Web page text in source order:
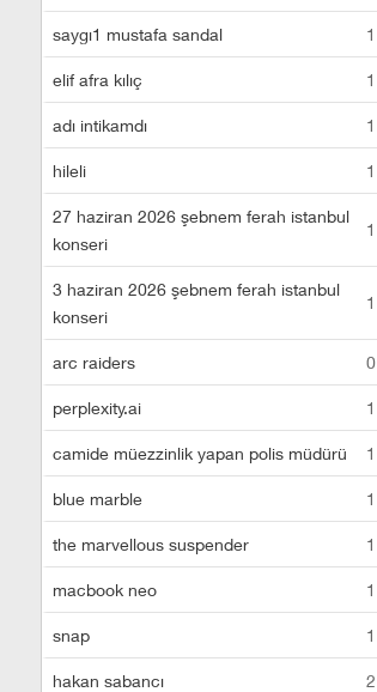
saygı1 mustafa sandal 1
elif afra kılıç 1
adı intikamdı 1
hileli 1
27 haziran 2026 şebnem ferah istanbul
konseri
1
3 haziran 2026 şebnem ferah istanbul
konseri
1
arc raiders 0
perplexity.ai 1
camide müezzinlik yapan polis müdürü 1
blue marble 1
the marvellous suspender 1
macbook neo 1
snap 1
hakan sabancı 2